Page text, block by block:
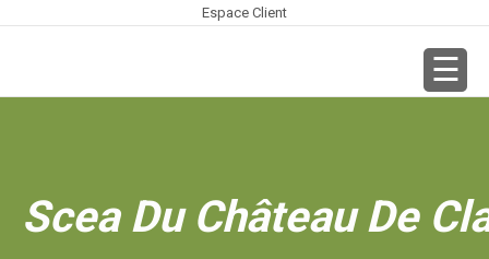
Espace Client
Scea Du Château De